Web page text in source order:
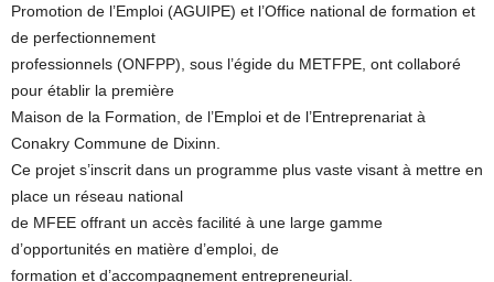
Promotion de l’Emploi (AGUIPE) et l’Office national de formation et
de perfectionnement
professionnels (ONFPP), sous l’égide du METFPE, ont collaboré
pour établir la première
Maison de la Formation, de l’Emploi et de l’Entreprenariat à
Conakry Commune de Dixinn.
Ce projet s’inscrit dans un programme plus vaste visant à mettre en
place un réseau national
de MFEE offrant un accès facilité à une large gamme
d’opportunités en matière d’emploi, de
formation et d’accompagnement entrepreneurial.